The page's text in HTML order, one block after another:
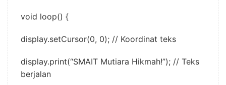
void loop() {
display.setCursor(0, 0); // Koordinat teks
display.print(“SMAIT Mutiara Hikmah!”); // Teks
berjalan